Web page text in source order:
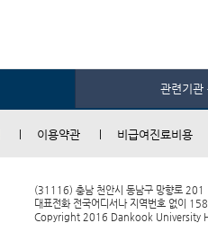
관련기관
이용약관 비급여진료비용
(31116) 충남 천안시 동남구 망향로 201
대표전화 전국어디서나 지역번호 없이
Copyright 2016 Dankook University